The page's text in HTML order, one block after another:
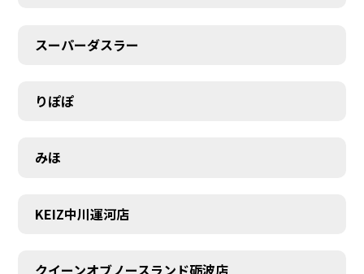
スーパーダスラー
りぽぽ
みほ
KEIZ中川運河店
クイーンオブノースランド砺波店